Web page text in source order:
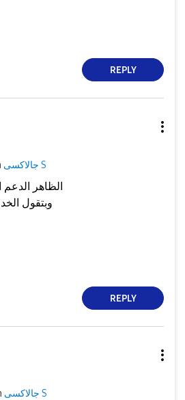
REPLY
جالاكسى S
الظاهر
وبتقول
REPLY
جالاكسى S